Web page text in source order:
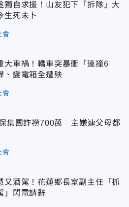
獨自求援！山友犯下「拆隊」大
死未卜
會
大車禍！轎車突暴衝「連撞6
變電箱全遭殃
會
集團詐撈700萬 主嫌連父母都
會
又酒駕！花蓮鄉長室副主任「抓
」閃電請辭